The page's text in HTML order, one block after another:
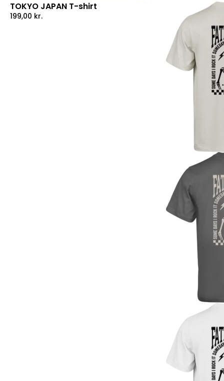
TOKYO JAPAN T-shirt
199,00 kr.